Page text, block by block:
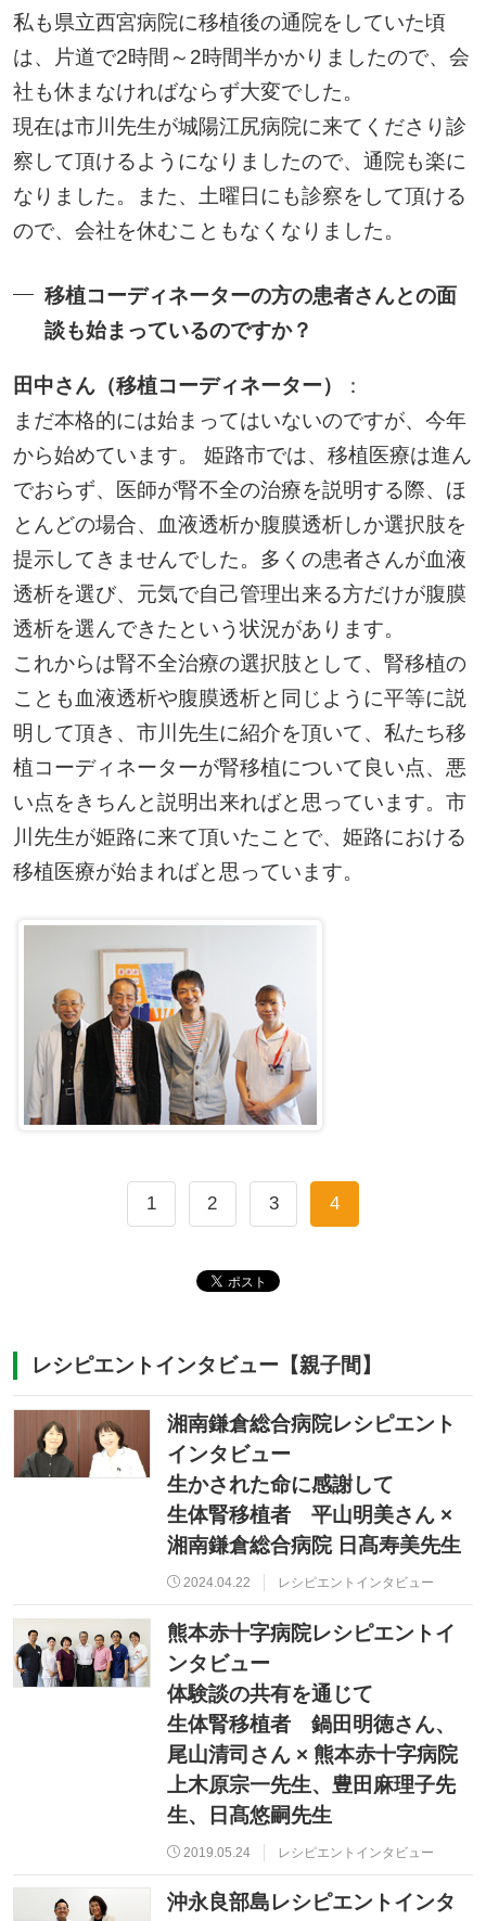
私も県立西宮病院に移植後の通院をしていた頃
は、片道で2時間～2時間半かかりましたので、会
社も休まなければならず大変でした。
現在は市川先生が城陽江尻病院に来てくださり診
察して頂けるようになりましたので、通院も楽に
なりました。また、土曜日にも診察をして頂ける
ので、会社を休むこともなくなりました。
移植コーディネーターの方の患者さんとの面
談も始まっているのですか？
田中さん（移植コーディネーター）
：
まだ本格的には始まってはいないのですが、今年
から始めています。 姫路市では、移植医療は進ん
でおらず、医師が腎不全の治療を説明する際、ほ
とんどの場合、血液透析か腹膜透析しか選択肢を
提示してきませんでした。多くの患者さんが血液
透析を選び、元気で自己管理出来る方だけが腹膜
透析を選んできたという状況があります。
これからは腎不全治療の選択肢として、腎移植の
ことも血液透析や腹膜透析と同じように平等に説
明して頂き、市川先生に紹介を頂いて、私たち移
植コーディネーターが腎移植について良い点、悪
い点をきちんと説明出来ればと思っています。市
川先生が姫路に来て頂いたことで、姫路における
移植医療が始まればと思っています。
1 2 3 4
レシピエントインタビュー【親子間】
湘南鎌倉総合病院レシピエント
インタビュー
生かされた命に感謝して
生体腎移植者 平山明美さん ×
湘南鎌倉総合病院 日髙寿美先生
2024.04.22 レシピエントインタビュー
熊本赤十字病院レシピエントイ
ンタビュー
体験談の共有を通じて
生体腎移植者 鍋田明徳さん、
尾山清司さん × 熊本赤十字病院
上木原宗一先生、豊田麻理子先
生、日髙悠嗣先生
2019.05.24 レシピエントインタビュー
沖永良部島レシピエントインタ